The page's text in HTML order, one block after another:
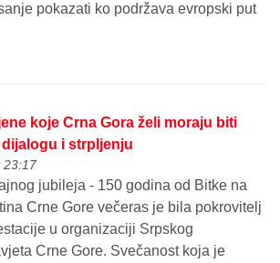
pokazati ko podržava evropski put
koje Crna Gora želi moraju biti
i strpljenju
23:17
jubileja - 150 godina od Bitke na
Crne Gore večeras je bila pokrovitelj
u organizaciji Srpskog
Crne Gore. Svečanost koja je